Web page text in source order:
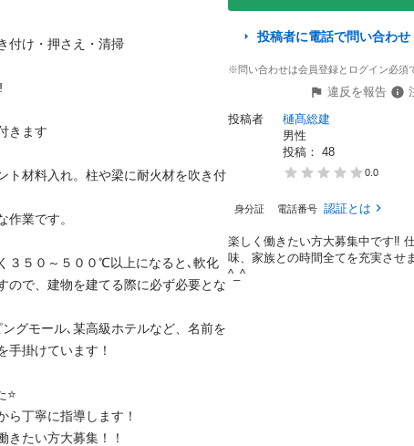
付け・押さえ・清掃
きます
ト材料入れ。柱や梁に耐火材を吹き付
作業です。
３５０～５００℃以上になると､軟化
ので、建物を建てる際に必ず必要とな
グモール､某高級ホテルなど、名前を
手掛けています！
⭐️
ら丁寧に指導します！
きたい方大募集！！
投稿者に電話で問い合わせ
※問い合わせは会員登録とログイン必須
違反を報告
投稿者
樋髙総建
男性
投稿： 48
0.0
身分証 電話番号 認証とは
楽しく働きたい方大募集中です‼︎
味、家族との時間全てを充実させ
^_^